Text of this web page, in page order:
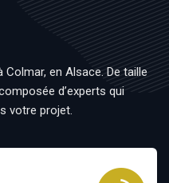
en Alsace. De taille
d’experts qui
votre projet.